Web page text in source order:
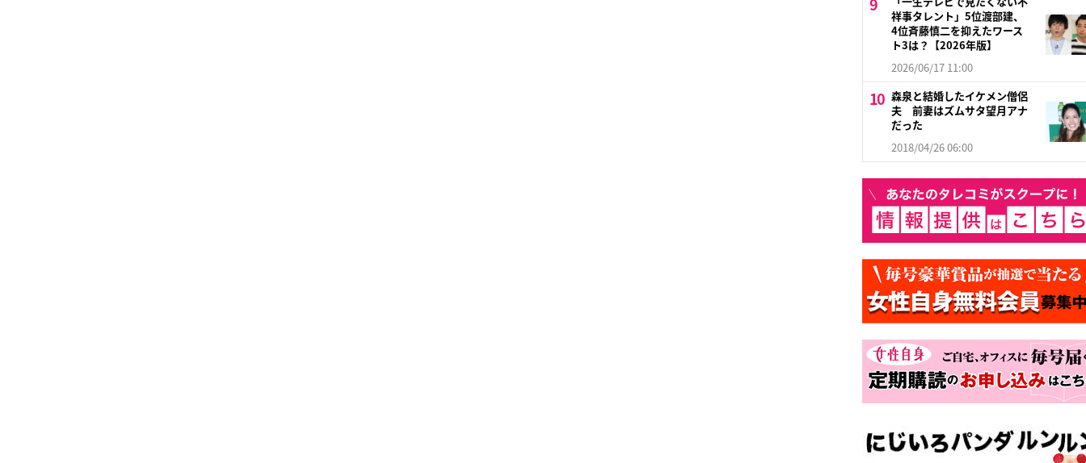
祥事タレント」5位渡部建、
4位斉藤慎二を抑えたワース
ト3は？【2026年版】
2026/06/17 11:00
森泉と結婚したイケメン僧侶
夫 前妻はズムサタ望月アナ
だった
2018/04/26 06:00